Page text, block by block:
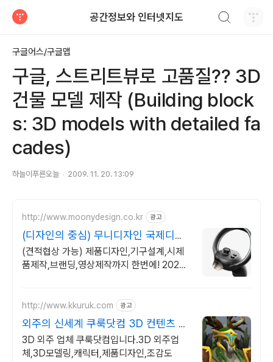
공간정보와 인터넷지도
구글어스/구글맵
구글, 스트리트뷰로 고품질?? 3D
건물 모델 제작 (Building block
s: 3D models with detailed fa
cades)
하늘이푸른오늘 2009. 11. 20. 13:09
http://www.moonydesign.co.kr 광고
(디자인의 중심) 무니디자인 국제디자
인어워드 레드닷 수상
(견적협상 가능) 제품디자인,기구설계,시제
품제작,브랜딩,영상제작까지 한번에! 2024
http://www.kkuruk.com 광고
외주의 신세계 쿠룩닷컴 3D 컨텐츠 제
작의 모든것
3D 외주 업체 쿠룩닷컴입니다.3D 외주업
체,3D모델링,캐릭터,제품디자인,조감도